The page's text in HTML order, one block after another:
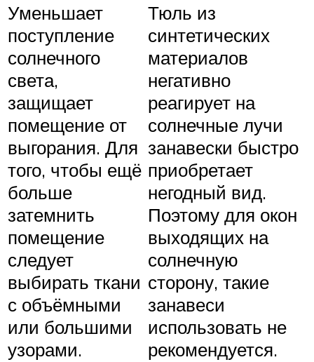
Уменьшает
поступление
солнечного
света,
защищает
помещение от
выгорания. Для
того, чтобы ещё
больше
затемнить
помещение
следует
выбирать ткани
с объёмными
или большими
узорами.
Тюль из
синтетических
материалов
негативно
реагирует на
солнечные лучи
занавески быстро
приобретает
негодный вид.
Поэтому для окон
выходящих на
солнечную
сторону, такие
занавеси
использовать не
рекомендуется.